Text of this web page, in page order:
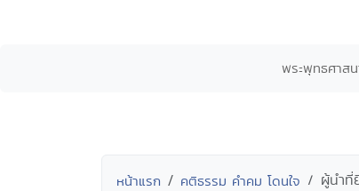
พระพุทธศาส
หน้าแรก คติธรรม คำคม โดนใจ ผู้นำที่